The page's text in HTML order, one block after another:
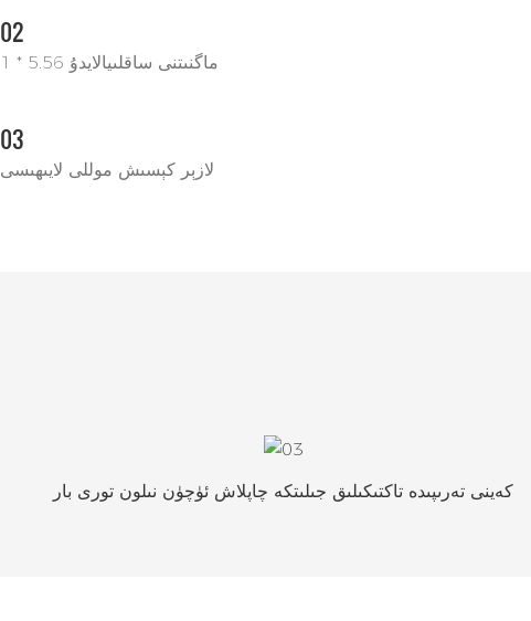
02
1 * 5.56 ماگنىتنى ساقلىيالايدۇ
03
لازېر كېسىش موللى لايىھىسى
كەينى تەرىپىدە تاكتىكىلىق جىلىتكە چاپلاش ئۈچۈن نىلون تورى بار